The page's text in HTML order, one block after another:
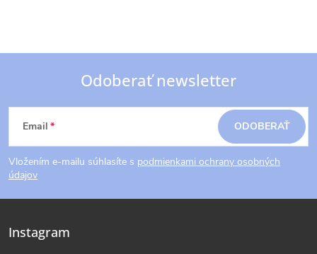
Z
á
p
ä
Odoberať newsletter
Email
Vložením e-mailu súhlasíte s podmienkami ochrany osobných
údajov
ODOBERAŤ
Instagram